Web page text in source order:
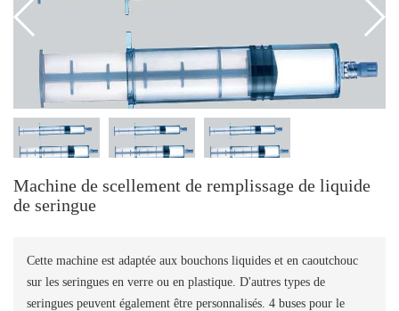
Machine de scellement de remplissage de liquide
de seringue
Cette machine est adaptée aux bouchons liquides et en caoutchouc
sur les seringues en verre ou en plastique. D'autres types de
seringues peuvent également être personnalisés. 4 buses pour le